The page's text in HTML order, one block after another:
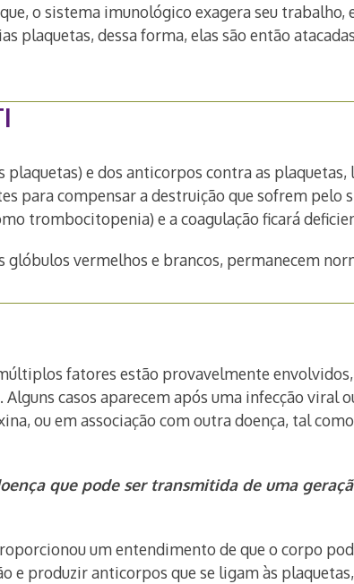
o sistema imunológico exagera seu
plaquetas, dessa forma, elas são então
plaquetas) e dos anticorpos contra as
para compensar a destruição que sofrem pelo
trombocitopenia) e a coagulação ficará
vermelhos e brancos, permanecem
fatores estão provavelmente envolvidos,
casos aparecem após uma infecção viral
ou em associação com outra doença, tal como
que pode ser transmitida de uma
um entendimento de que o corpo
e produzir anticorpos que se ligam às plaquetas,